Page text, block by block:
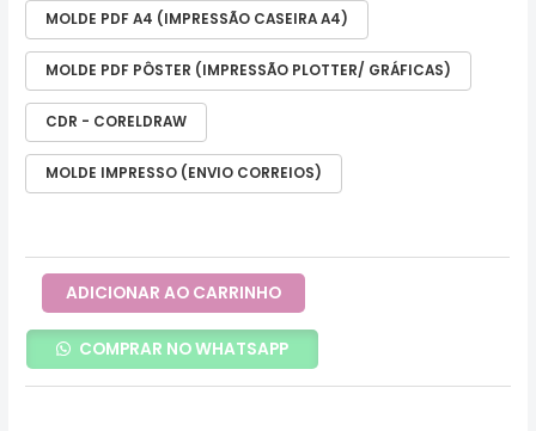
MOLDE PDF A4 (IMPRESSÃO CASEIRA A4)
MOLDE PDF PÔSTER (IMPRESSÃO PLOTTER/ GRÁFICAS)
CDR - CORELDRAW
MOLDE IMPRESSO (ENVIO CORREIOS)
ADICIONAR AO CARRINHO
COMPRAR NO WHATSAPP